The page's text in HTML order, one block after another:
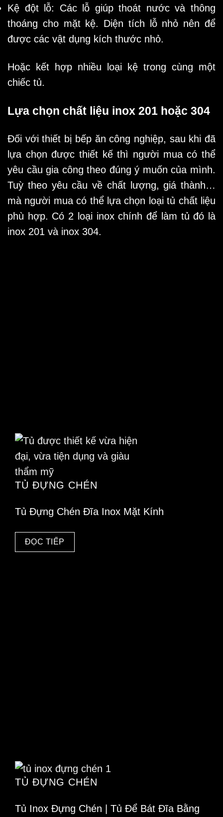
Kệ đột lỗ: Các lỗ giúp thoát nước và thông
thoáng cho mặt kệ. Diện tích lỗ nhỏ nên để
được các vật dụng kích thước nhỏ.
Hoặc kết hợp nhiều loại kệ trong cùng một
chiếc tủ.
Lựa chọn chất liệu inox 201 hoặc 304
Đối với thiết bị bếp ăn công nghiệp, sau khi đã
lựa chọn được thiết kế thì người mua có thể
yêu cầu gia công theo đúng ý muốn của mình.
Tuỳ theo yêu cầu về chất lượng, giá thành…
mà người mua có thể lựa chọn loại tủ chất liệu
phù hợp. Có 2 loại inox chính để làm tủ đó là
inox 201 và inox 304.
TỦ ĐỰNG CHÉN
Tủ Đựng Chén Đĩa Inox Mặt Kính
ĐỌC TIẾP
TỦ ĐỰNG CHÉN
Tủ Inox Đựng Chén | Tủ Để Bát Đĩa Bằng